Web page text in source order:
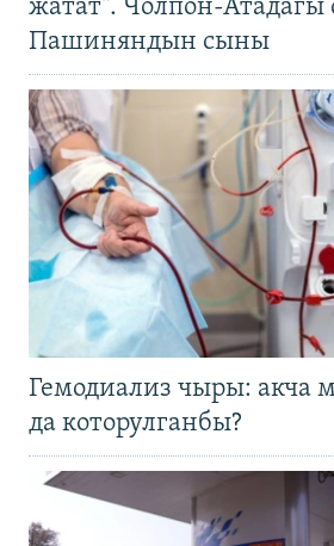
жатат". Чолпон-Атадагы
Пашиняндын сыны
Гемодиализ чыры: акча
да которулганбы?